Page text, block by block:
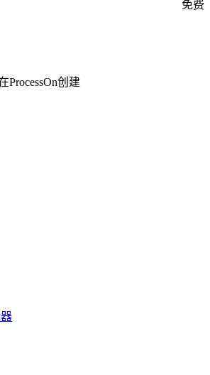
免费
ProcessOn创建